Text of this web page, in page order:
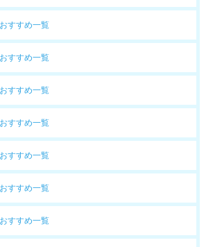
すすめ一覧
すすめ一覧
すすめ一覧
すすめ一覧
すすめ一覧
すすめ一覧
すすめ一覧